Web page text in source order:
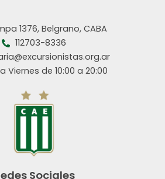
1376, Belgrano, CABA
112703-8336
Viernes de 10:00 a 20:00
Sociales